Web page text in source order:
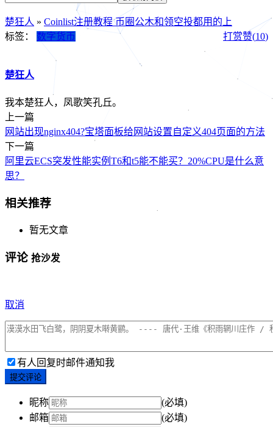
楚狂人 » Coinlist注册教程 币圈公木和领空投都用的上
打赏赞(10)
标签： 数字货币
楚狂人
我本楚狂人，凤歌笑孔丘。
上一篇
网站出现nginx404?宝塔面板给网站设置自定义404页面的方法
下一篇
阿里云ECS突发性能实例T6和t5能不能买？20%CPU是什么意
思？
相关推荐
暂无文章
评论 抢沙发
取消
有人回复时邮件通知我
提交评论
昵称
(必填)
邮箱
(必填)